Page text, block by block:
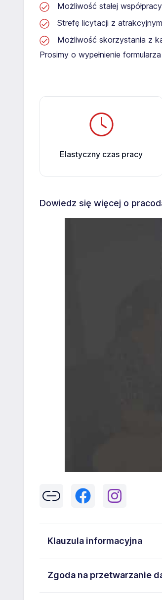
Możliwość stałej współpracy
Strefę licytacji z
Możliwość skorzystania z
Prosimy o wypełnienie
Elastyczny czas pracy
Dowiedz się więcej o
Klauzula informacyjna
43-300 Bielsko-Biała danych
Zgoda na przetwarzanie